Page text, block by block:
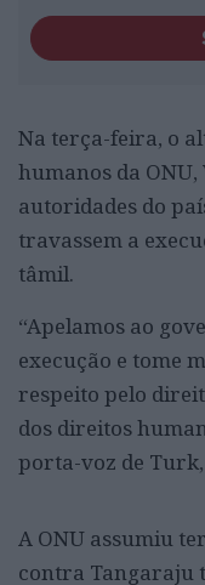
Na terça-feira, o
humanos da
autoridades do
travassem a
tâmil.
“Apelamos ao
execução e tome
respeito pelo
dos direitos
porta-voz de
A ONU assumiu
contra Tangaraju